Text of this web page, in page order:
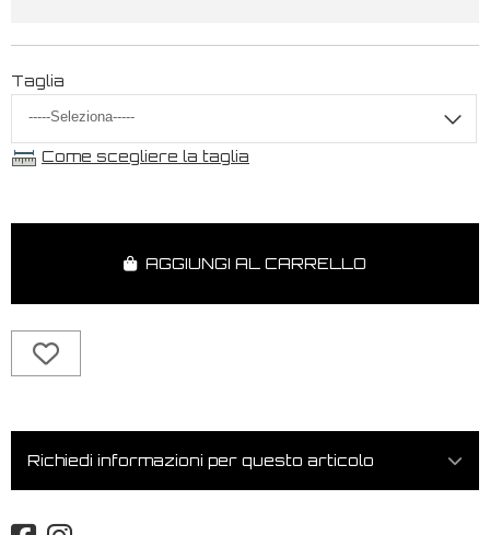
Taglia
Come scegliere la taglia
AGGIUNGI AL CARRELLO
Richiedi informazioni per questo articolo